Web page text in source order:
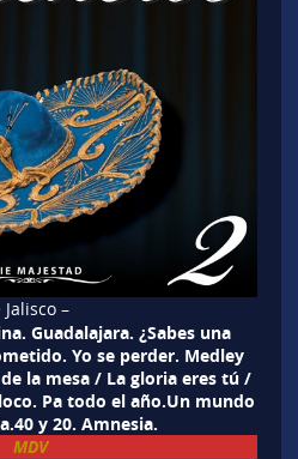
–
Guadalajara. ¿Sabes una
Yo se perder. Medley
la mesa / La gloria eres tú /
Pa todo el año.Un mundo
y 20. Amnesia.
MDV